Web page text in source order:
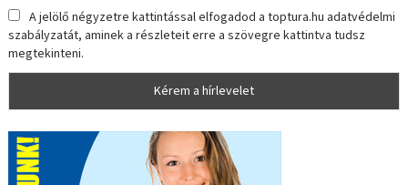
A jelölő négyzetre kattintással elfogadod a toptura.hu adatvédelmi
szabályzatát, aminek a részleteit erre a szövegre kattintva tudsz
megtekinteni.